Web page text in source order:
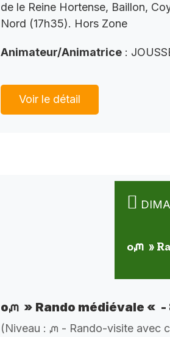
de le Reine Hortense, Baillon,
Nord (17h35). Hors Zone
Animateur/Animatrice :
Voir le détail
oᘻ »
oᘻ » Rando médiévale « -
(Niveau : ᘻ - Rando-visite avec